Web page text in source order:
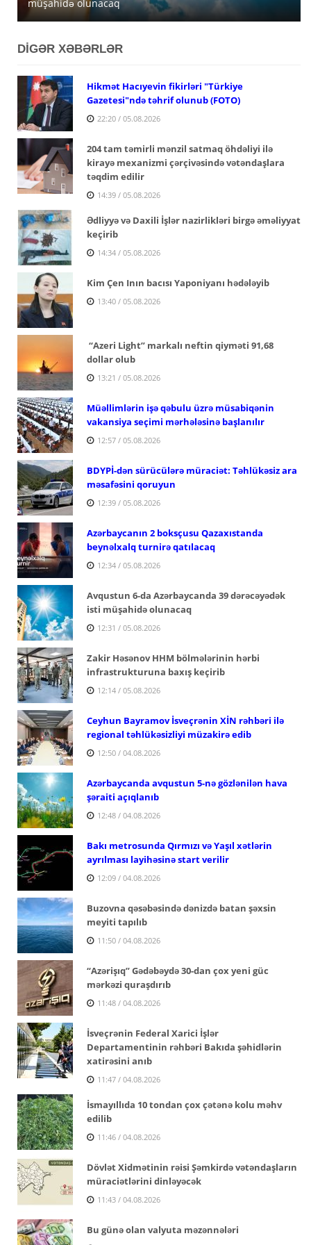
müşahidə olunacaq
açıqlanıb
satışa çıxarır
DİGƏR XƏBƏRLƏR
Hikmət Hacıyevin fikirləri "Türkiye
Gazetesi"ndə təhrif olunub (FOTO)
22:20 / 05.08.2026
204 tam təmirli mənzil satmaq öhdəliyi ilə
kirayə mexanizmi çərçivəsində vətəndaşlara
təqdim edilir
14:39 / 05.08.2026
Ədliyyə və Daxili İşlər nazirlikləri birgə əməliyyat
keçirib
14:34 / 05.08.2026
Kim Çen Inın bacısı Yaponiyanı hədələyib
13:40 / 05.08.2026
“Azeri Light” markalı neftin qiyməti 91,68
dollar olub
13:21 / 05.08.2026
Müəllimlərin işə qəbulu üzrə müsabiqənin
vakansiya seçimi mərhələsinə başlanılır
12:57 / 05.08.2026
BDYPİ-dən sürücülərə müraciət: Təhlükəsiz ara
məsafəsini qoruyun
12:39 / 05.08.2026
Azərbaycanın 2 boksçusu Qazaxıstanda
beynəlxalq turnirə qatılacaq
12:34 / 05.08.2026
Avqustun 6-da Azərbaycanda 39 dərəcəyədək
isti müşahidə olunacaq
12:31 / 05.08.2026
Zakir Həsənov HHM bölmələrinin hərbi
infrastrukturuna baxış keçirib
12:14 / 05.08.2026
Ceyhun Bayramov İsveçrənin XİN rəhbəri ilə
regional təhlükəsizliyi müzakirə edib
12:50 / 04.08.2026
Azərbaycanda avqustun 5-nə gözlənilən hava
şəraiti açıqlanıb
12:48 / 04.08.2026
Bakı metrosunda Qırmızı və Yaşıl xətlərin
ayrılması layihəsinə start verilir
12:09 / 04.08.2026
Buzovna qəsəbəsində dənizdə batan şəxsin
meyiti tapılıb
11:50 / 04.08.2026
“Azərişıq” Gədəbəydə 30-dan çox yeni güc
mərkəzi quraşdırıb
11:48 / 04.08.2026
İsveçrənin Federal Xarici İşlər
Departamentinin rəhbəri Bakıda şəhidlərin
xatirəsini anıb
11:47 / 04.08.2026
İsmayıllıda 10 tondan çox çətənə kolu məhv
edilib
11:46 / 04.08.2026
Dövlət Xidmətinin rəisi Şəmkirdə vətəndaşların
müraciətlərini dinləyəcək
11:43 / 04.08.2026
Bu günə olan valyuta məzənnələri